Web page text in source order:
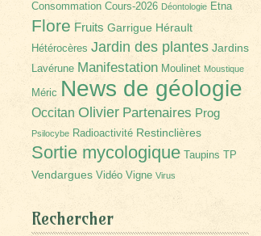
Consommation Cours-2026 Déontologie Etna
Flore Fruits Garrigue Hérault
Hétérocères Jardin des plantes Jardins
Lavérune Manifestation Moulinet Moustique
Méric News de géologie
Occitan Olivier Partenaires Prog
Psilocybe Radioactivité Restinclières
Sortie mycologique Taupins TP
Vendargues Vidéo Vigne Virus
Rechercher